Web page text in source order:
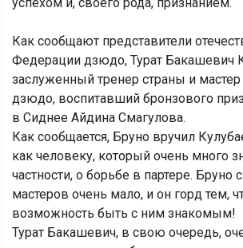
Как сообщают представители
Федерации дзюдо, Турат Бакашевич
заслуженный тренер страны и мастер
дзюдо, воспитавший бронзового
в Сиднее Айдина Смагулова.
Как сообщается, Бруно вручил
как человеку, который очень много
частности, о борьбе в партере. Бруно
мастеров очень мало, и он горд тем,
возможность быть с ним знакомым!
Турат Бакашевич, в свою очередь,